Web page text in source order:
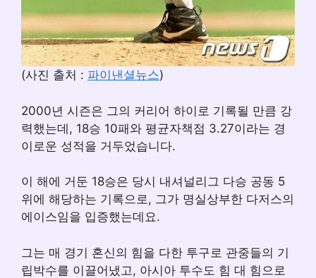
(사진 출처 : 파이낸셜뉴스)
2000년 시즌은 그의 커리어 하이로 기록될 만큼 강
력했는데, 18승 10패와 평균자책점 3.27이라는 경
이로운 성적을 거두었습니다.
이 해에 거둔 18승은 당시 내셔널리그 다승 공동 5
위에 해당하는 기록으로, 그가 명실상부한 다저스의
에이스임을 입증했는데요.
그는 매 경기 혼신의 힘을 다한 투구로 관중들의 기
립박수를 이끌어냈고, 아시아 투수도 힘 대 힘으로